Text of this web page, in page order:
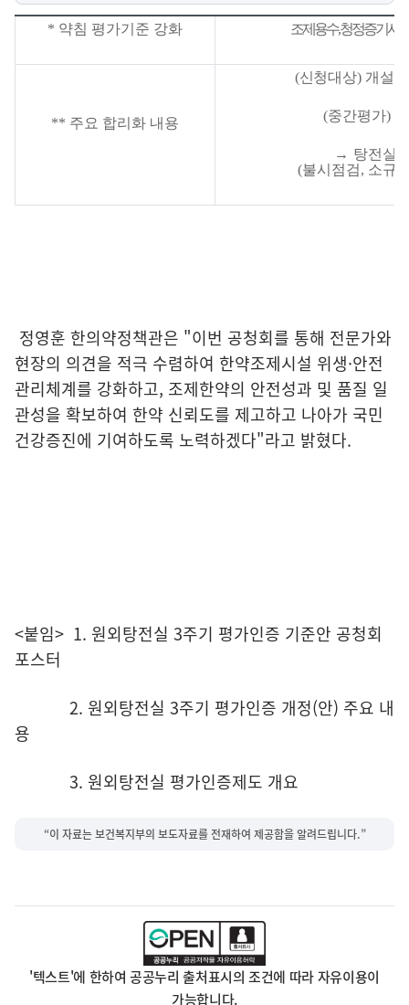
* 약침 평가기준 강화 조제용수,청정증기시
** 주요 합리화 내용
(신청대상) 개설
(중간평가)
→ 탕전실
(불시점검, 소규
정영훈 한의약정책관은 "이번 공청회를 통해 전문가와
현장의 의견을 적극 수렴하여 한약조제시설 위생·안전
관리체계를 강화하고, 조제한약의 안전성과 및 품질 일
관성을 확보하여 한약 신뢰도를 제고하고 나아가 국민
건강증진에 기여하도록 노력하겠다"라고 밝혔다.
<붙임> 1. 원외탕전실 3주기 평가인증 기준안 공청회
포스터
2. 원외탕전실 3주기 평가인증 개정(안) 주요 내
용
3. 원외탕전실 평가인증제도 개요
“이 자료는 보건복지부의 보도자료를 전재하여 제공함을 알려드립니다.”
'텍스트'에 한하여 공공누리 출처표시의 조건에 따라 자유이용이
가능합니다.